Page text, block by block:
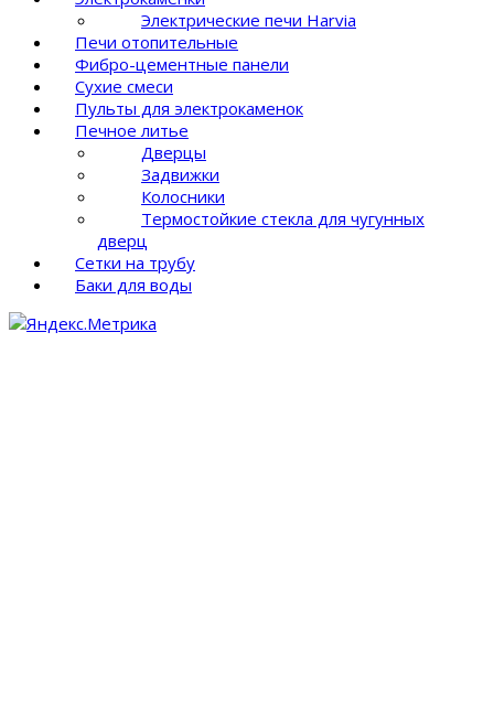
Электрические печи Harvia
Печи отопительные
Фибро-цементные панели
Сухие смеси
Пульты для электрокаменок
Печное литье
Дверцы
Задвижки
Колосники
Термостойкие стекла для чугунных
дверц
Сетки на трубу
Баки для воды